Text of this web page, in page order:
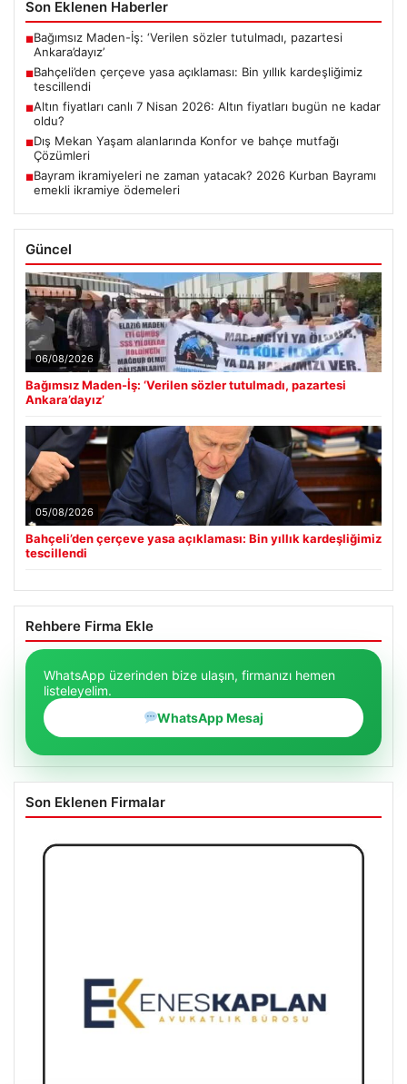
Son Eklenen Haberler
■Bağımsız Maden-İş: ‘Verilen sözler tutulmadı, pazartesi
Ankara’dayız’
■Bahçeli’den çerçeve yasa açıklaması: Bin yıllık kardeşliğimiz
tescillendi
■Altın fiyatları canlı 7 Nisan 2026: Altın fiyatları bugün ne kadar
oldu?
■Dış Mekan Yaşam alanlarında Konfor ve bahçe mutfağı
Çözümleri
■Bayram ikramiyeleri ne zaman yatacak? 2026 Kurban Bayramı
emekli ikramiye ödemeleri
Güncel
06/08/2026
Bağımsız Maden-İş: ‘Verilen sözler tutulmadı, pazartesi
Ankara’dayız’
05/08/2026
Bahçeli’den çerçeve yasa açıklaması: Bin yıllık kardeşliğimiz
tescillendi
Rehbere Firma Ekle
WhatsApp üzerinden bize ulaşın, firmanızı hemen
listeleyelim.
WhatsApp Mesaj
Son Eklenen Firmalar